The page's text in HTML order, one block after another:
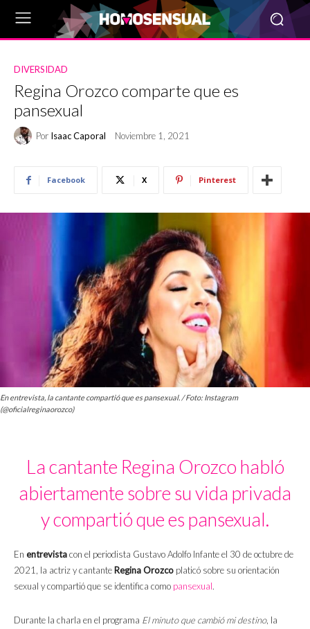
DIVERSIDAD
Regina Orozco comparte que es
pansexual
Por Isaac Caporal Noviembre 1, 2021
Facebook X Pinterest
En entrevista, la cantante compartió que es pansexual. / Foto: Instagram
(@oficialreginaorozco)
La cantante Regina Orozco habló
abiertamente sobre su vida privada
y compartió que es pansexual.
En entrevistacon el periodista Gustavo Adolfo Infante el 30 de octubre de
2021, la actriz y cantante Regina Orozco platicó sobre su orientación
sexual y compartió que se identifica como pansexual.
Durante la charla en el programa El minuto que cambió mi destino, la